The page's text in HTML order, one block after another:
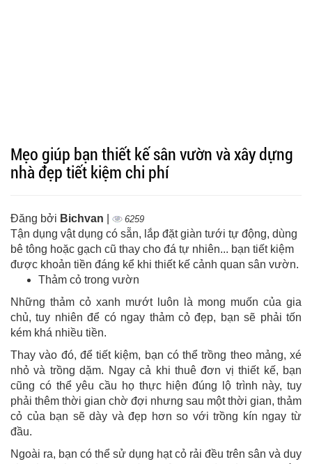
Mẹo giúp bạn thiết kế sân vườn và xây dựng
nhà đẹp tiết kiệm chi phí
Đăng bởi Bichvan 6259
Tận dụng vật dụng có sẵn, lắp đặt giàn tưới tự động, dùng
bê tông hoặc gạch cũ thay cho đá tự nhiên... bạn tiết kiệm
được khoản tiền đáng kể khi thiết kế cảnh quan sân vườn.
Thảm cỏ trong vườn
Những thảm cỏ xanh mướt luôn là mong muốn của gia
chủ, tuy nhiên để có ngay thảm cỏ đẹp, bạn sẽ phải tốn
kém khá nhiều tiền.
Thay vào đó, để tiết kiệm, bạn có thể trồng theo mảng, xé
nhỏ và trồng dặm. Ngay cả khi thuê đơn vị thiết kế, bạn
cũng có thể yêu cầu họ thực hiện đúng lộ trình này, tuy
phải thêm thời gian chờ đợi nhưng sau một thời gian, thảm
cỏ của bạn sẽ dày và đẹp hơn so với trồng kín ngay từ
đầu.
Ngoài ra, bạn có thể sử dụng hạt cỏ rải đều trên sân và duy